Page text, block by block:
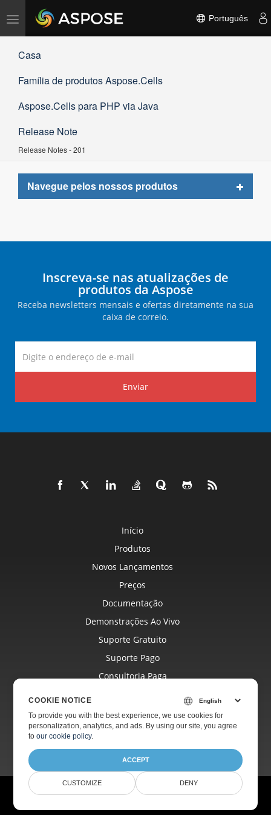
Alternar
navegação
Português
Casa
Família de produtos Aspose.Cells
Aspose.Cells para PHP via Java
Release Note
Release Notes - 201
Navegue pelos nossos produtos
Toggle
Inscreva-se nas atualizações de
produtos da Aspose
Receba newsletters mensais e ofertas diretamente na sua
caixa de correio.
Enviar
Início
Produtos
Novos Lançamentos
Preços
Documentação
Demonstrações Ao Vivo
Suporte Gratuito
Suporte Pago
Consultoria Paga
Sites
Sobre
© Aspose Pty Ltd 2001-2026. Todos os direitos reservados.
COOKIE NOTICE
To provide you with the best experience, we use cookies for
personalization, analytics, and ads. By using our site, you agree
toour cookie policy.
ACCEPT
CUSTOMIZE DENY